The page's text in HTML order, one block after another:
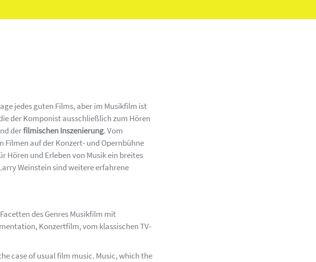
jedes guten Films, aber im Musikfilm ist
der Komponist ausschließlich zum Hören
derfilmischen Inszenierung. Vom
auf der Konzert- und Opernbühne
Hören und Erleben von Musik ein breites
Weinstein sind weitere erfahrene
des Genres Musikfilm mit
Konzertfilm, vom klassischen TV-
case of usual film music. Music, which the